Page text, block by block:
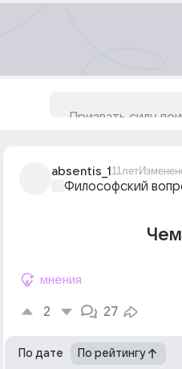
absentis_1 11лет
Философский
Чем
мнения
2 27
По дате По рейтингу